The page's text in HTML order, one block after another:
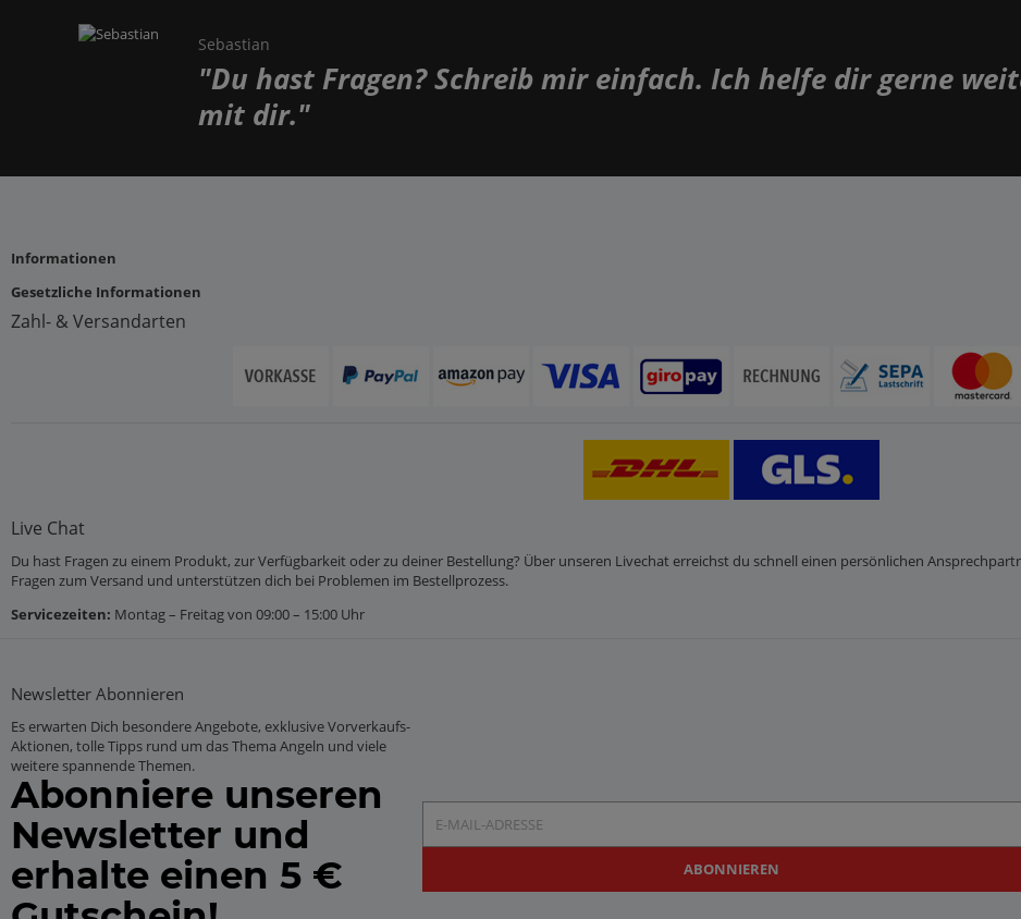
Sebastian
"Du hast Fragen? Schreib mir einfach. Ich helfe dir gerne
mit dir."
Informationen
Gesetzliche Informationen
Zahl- & Versandarten
Live Chat
Du hast Fragen zu einem Produkt, zur Verfügbarkeit oder zu deiner Bestellung? Über unseren Livechat erreichst du schnell einen persönlichen
Fragen zum Versand und unterstützen dich bei Problemen im Bestellprozess.
Servicezeiten: Montag – Freitag von 09:00 – 15:00 Uhr
Newsletter Abonnieren
Es erwarten Dich besondere Angebote, exklusive Vorverkaufs-
Aktionen, tolle Tipps rund um das Thema Angeln und viele
weitere spannende Themen.
Abonniere unseren
Newsletter und
erhalte einen 5 €
ABONNIEREN